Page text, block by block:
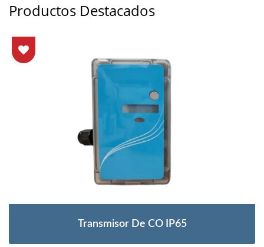
Productos Destacados
Transmisor De CO IP65